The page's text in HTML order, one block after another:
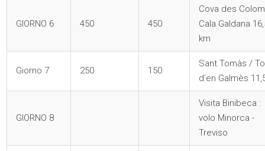
GIORNO 6 450 450
Cova des
Cala Galdana
km
Giorno 7 250 150
Sant Tomàs /
d’en Galmès
GIORNO 8
Visita Binibeca :
volo Minorca -
Treviso